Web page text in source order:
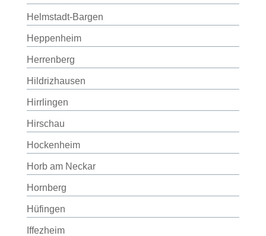
Helmstadt-Bargen
Heppenheim
Herrenberg
Hildrizhausen
Hirrlingen
Hirschau
Hockenheim
Horb am Neckar
Hornberg
Hüfingen
Iffezheim